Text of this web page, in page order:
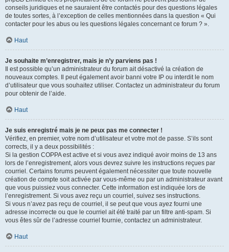
conseils juridiques et ne sauraient être contactés pour des questions légales
de toutes sortes, à l’exception de celles mentionnées dans la question « Qui
contacter pour les abus ou les questions légales concernant ce forum ? ».
Haut
Je souhaite m’enregistrer, mais je n’y parviens pas !
Il est possible qu’un administrateur du forum ait désactivé la création de
nouveaux comptes. Il peut également avoir banni votre IP ou interdit le nom
d’utilisateur que vous souhaitez utiliser. Contactez un administrateur du forum
pour obtenir de l’aide.
Haut
Je suis enregistré mais je ne peux pas me connecter !
Vérifiez, en premier, votre nom d’utilisateur et votre mot de passe. S’ils sont
corrects, il y a deux possibilités :
Si la gestion COPPA est active et si vous avez indiqué avoir moins de 13 ans
lors de l’enregistrement, alors vous devrez suivre les instructions reçues par
courriel. Certains forums peuvent également nécessiter que toute nouvelle
création de compte soit activée par vous-même ou par un administrateur avant
que vous puissiez vous connecter. Cette information est indiquée lors de
l’enregistrement. Si vous avez reçu un courriel, suivez ses instructions.
Si vous n’avez pas reçu de courriel, il se peut que vous ayez fourni une
adresse incorrecte ou que le courriel ait été traité par un filtre anti-spam. Si
vous êtes sûr de l’adresse courriel fournie, contactez un administrateur.
Haut